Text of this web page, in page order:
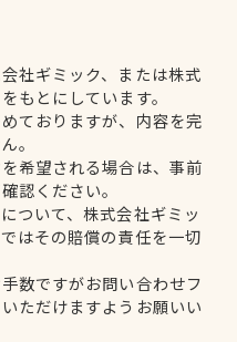
社ギミック、または株式
もとにしています。
ておりますが、内容を完
。
希望される場合は、事前
認ください。
ついて、株式会社ギミッ
はその賠償の責任を一切
数ですがお問い合わせフ
ただけますようお願いい